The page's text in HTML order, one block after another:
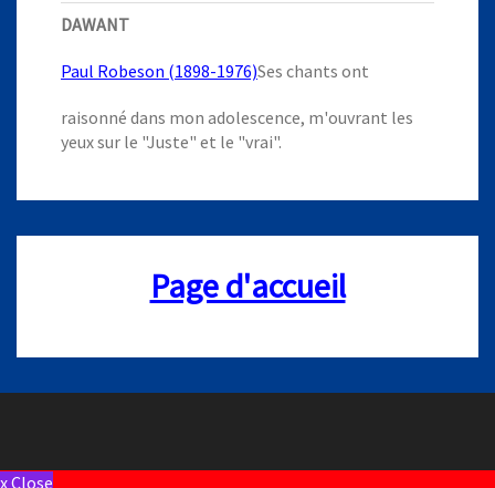
DAWANT
Paul Robeson (1898-1976)Ses chants ont
raisonné dans mon adolescence, m'ouvrant les
yeux sur le "Juste" et le "vrai".
Page d'accueil
x Close